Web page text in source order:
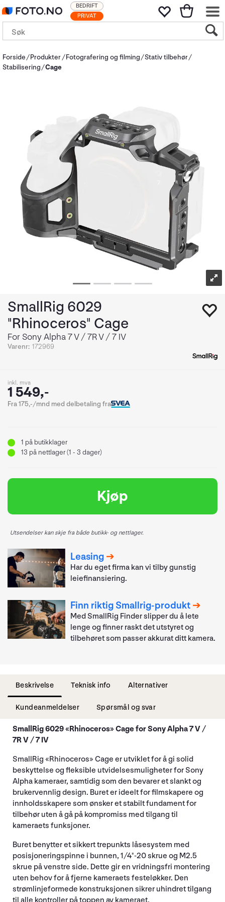
PRIVAT
BEDRIFT
Forside Produkter Fotografering og filming Stativ tilbehør
Stabilisering
Cage
SmallRig 6029
"Rhinoceros" Cage
For Sony Alpha 7 V / 7R V / 7 IV
Varenr: 172969
inkl. mva
1 549,-
Fra 175,-/mnd med delbetaling fra
1 på butikklager
13 på nettlager (1 - 3 dager)
Kjøp
Utsendelser kan skje fra både butikk- og nettlager.
Leasing
Har du eget firma kan vi tilby gunstig
leiefinansiering.
Finn riktig Smallrig-produkt
Med SmallRig Finder slipper du å lete
lenge og finner raskt det utstyret og
tilbehøret som passer akkurat ditt kamera.
Beskrivelse Teknisk info Alternativer
Kundeanmeldelser Spørsmål og svar
SmallRig 6029 «Rhinoceros» Cage for Sony Alpha 7 V /
7R V / 7 IV
SmallRig «Rhinoceros» Cage er utviklet for å gi solid
beskyttelse og fleksible utvidelsesmuligheter for Sony
Alpha kameraer, samtidig som den bevarer et slankt og
brukervennlig design. Buret er ideelt for filmskapere og
innholdsskapere som ønsker et stabilt fundament for
tilbehør uten å gå på kompromiss med tilgang til
kameraets funksjoner.
Buret benytter et sikkert trepunkts låsesystem med
posisjoneringspinne i bunnen, 1/4"-20 skrue og M2.5
skrue på venstre side. Dette gir en vridningsfri montering
uten behov for å fjerne kameraets festeløkker. Den
strømlinjeformede konstruksjonen sikrer uhindret tilgang